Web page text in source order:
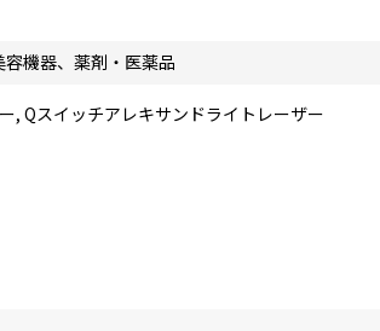
機器、薬剤・医薬品
, Qスイッチアレキサンドライトレーザー